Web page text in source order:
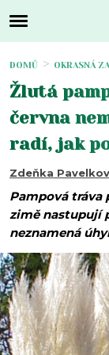
DOMŮ OKRASNÁ
Žlutá
června
radí, jak
Zdeňka
Pampová
zimě nastupují
neznamená